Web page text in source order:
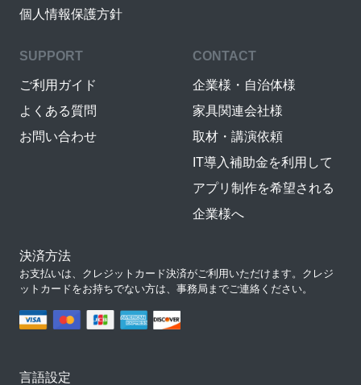
個人情報保護方針
SUPPORT
ご利用ガイド
よくある質問
お問い合わせ
CONTACT
企業様・自治体様
家具関連会社様
取材・講演依頼
IT導入補助金を利用して
アプリ制作を希望される
企業様へ
決済方法
お支払いは、クレジットカード決済がご利用いただけます。クレジ
ットカードをお持ちでない方は、事務局までご連絡ください。
言語設定